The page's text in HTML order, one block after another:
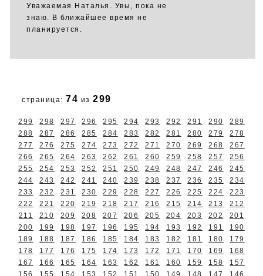
Уважаемая Наталья. Увы, пока не
знаю. В ближайшее время не
планируется.
страница: 74 из 299
299 298 297 296 295 294 293 292 291 290
289
288
287 286 285 284 283 282 281 280 279
278
277
276 275 274 273 272 271 270 269 268
267
266
265 264 263 262 261 260 259 258 257
256
255
254 253 252 251 250 249 248 247 246
245
244
243 242 241 240 239 238 237 236 235
234
233
232 231 230 229 228 227 226 225 224
223
222
221 220 219 218 217 216 215 214 213
212
211
210 209 208 207 206 205 204 203 202
201
200
199 198 197 196 195 194 193 192 191
190
189
188 187 186 185 184 183 182 181 180
179
178
177 176 175 174 173 172 171 170 169
168
167
166 165 164 163 162 161 160 159 158
157
156
155 154 153 152 151 150 149 148 147 146